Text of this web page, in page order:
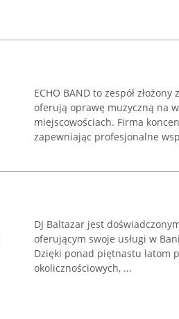
ECHO BAND to zespół
oferują oprawę muzyczną na
miejscowościach. Firma
zapewniając profesjonalne
DJ Baltazar jest
oferującym swoje usługi w
Dzięki ponad piętnastu latom
okolicznościowych, ...